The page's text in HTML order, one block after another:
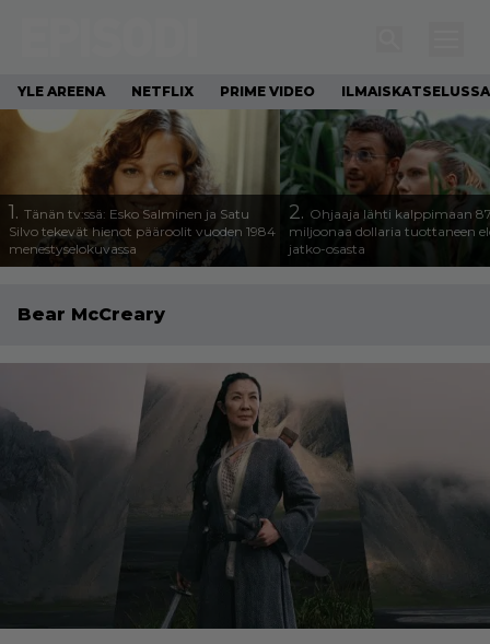
YLE AREENA NETFLIX PRIME VIDEO ILMAISKATSELUSSA
1. Tänän tv:ssä: Esko Salminen ja Satu
Silvo tekevät hienot pääroolit vuoden 1984
menestyselokuvassa
2. Ohjaaja lähti kalppimaan
miljoonaa dollaria tuottaneen
jatko-osasta
Bear McCreary